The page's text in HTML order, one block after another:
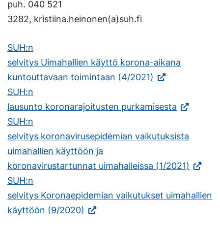
puh. 040 521
3282, kristiina.heinonen(a)suh.fi
SUH:n
selvitys Uimahallien käyttö korona-aikana
kuntouttavaan toimintaan (4/2021)
SUH:n
lausunto koronarajoitusten purkamisesta
SUH:n
selvitys koronavirusepidemian vaikutuksista
uimahallien käyttöön ja
koronavirustartunnat uimahalleissa (1/2021)
SUH:n
selvitys Koronaepidemian vaikutukset uimahallien
käyttöön (9/2020)